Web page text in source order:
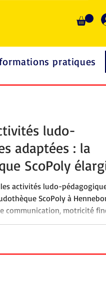
pratiques
ludo-
adaptées : la
ScoPoly
activités ludo-
ScoPoly à
communication, motricité
langage et jeux de société
pour les enfants et
du Centre Ressources